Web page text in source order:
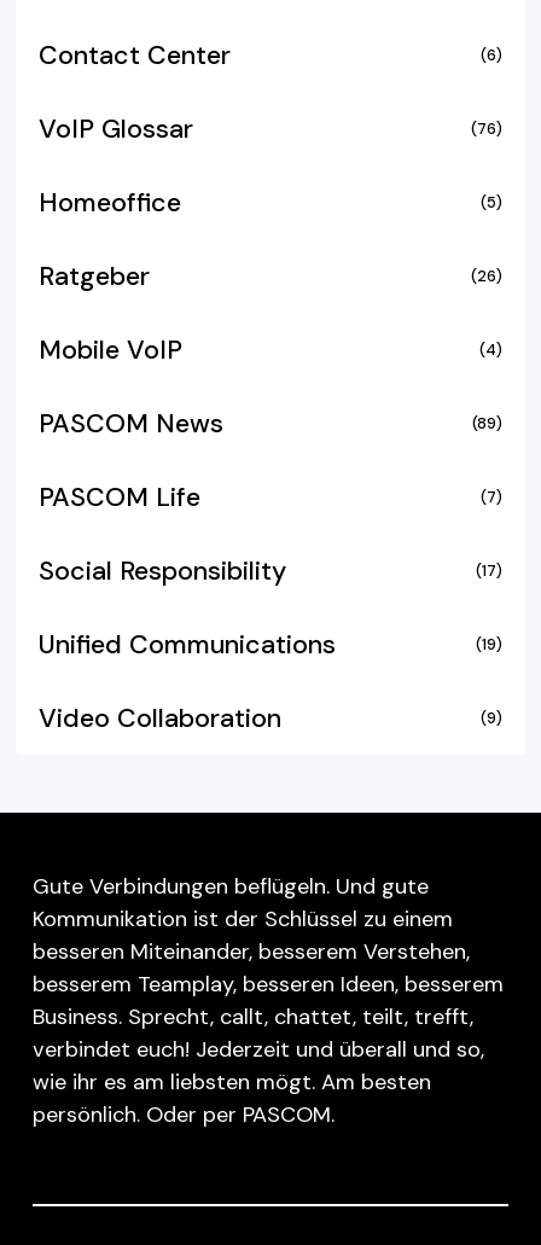
Contact Center (6)
VoIP Glossar (76)
Homeoffice (5)
Ratgeber (26)
Mobile VoIP (4)
PASCOM News (89)
PASCOM Life (7)
Social Responsibility (17)
Unified Communications (19)
Video Collaboration (9)
Gute Verbindungen beflügeln. Und gute
Kommunikation ist der Schlüssel zu einem
besseren Miteinander, besserem Verstehen,
besserem Teamplay, besseren Ideen, besserem
Business. Sprecht, callt, chattet, teilt, trefft,
verbindet euch! Jederzeit und überall und so,
wie ihr es am liebsten mögt. Am besten
persönlich. Oder per PASCOM.